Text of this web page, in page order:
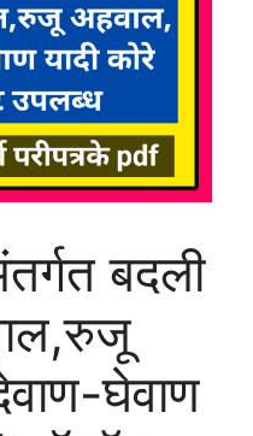
बदली
घेवाण